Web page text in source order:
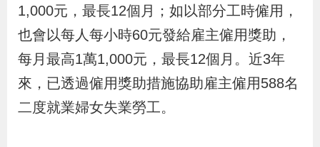
宣
導
專
區
1,000元，最長12個月；如以部分工時僱用，
也會以每人每小時60元發給雇主僱用獎助，
每月最高1萬1,000元，最長12個月。近3年
來，已透過僱用獎助措施協助雇主僱用588名
二度就業婦女失業勞工。